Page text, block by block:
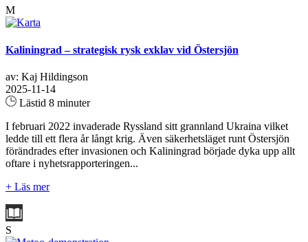
M
Kaliningrad – strategisk rysk exklav vid Östersjön
av: Kaj Hildingson
2025-11-14
Lästid 8 minuter
I februari 2022 invaderade Ryssland sitt grannland Ukraina vilket
ledde till ett flera år långt krig. Även säkerhetsläget runt Östersjön
förändrades efter invasionen och Kaliningrad började dyka upp allt
oftare i nyhetsrapporteringen...
+ Läs mer
S